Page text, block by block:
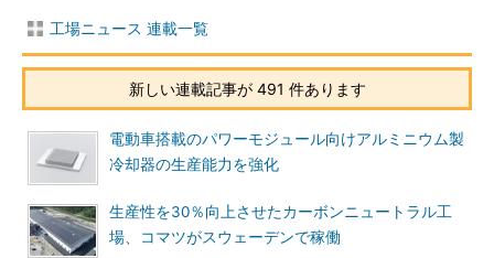
工場ニュース 連載一覧
新しい連載記事が 491 件あります
電動車搭載のパワーモジュール向けアルミニウム製
冷却器の生産能力を強化
生産性を30％向上させたカーボンニュートラル工
場、コマツがスウェーデンで稼働